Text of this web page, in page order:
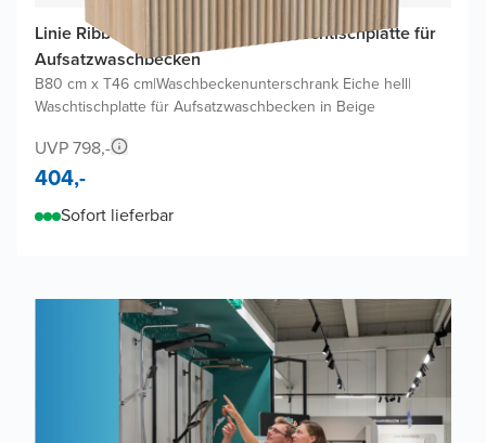
Linie Ribbo Badmöbel mit Lado Waschtischplatte für
Aufsatzwaschbecken
B80 cm x T46 cm|Waschbeckenunterschrank Eiche hell|
Waschtischplatte für Aufsatzwaschbecken in Beige
UVP 798,-
404,-
Sofort lieferbar